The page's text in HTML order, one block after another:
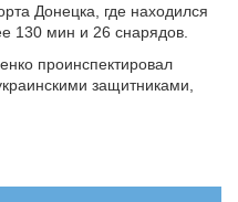
Донецка, где находился
130 мин и 26 снарядов.
проинспектировал
защитниками,